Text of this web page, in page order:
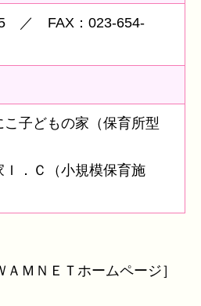
／ FAX：023-654-
子どもの家（保育所型
．Ｃ（小規模保育施
ＭＮＥＴホームページ］